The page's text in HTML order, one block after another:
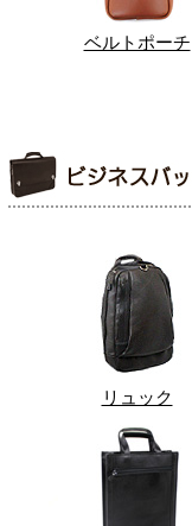
ベルトポーチ
リュック